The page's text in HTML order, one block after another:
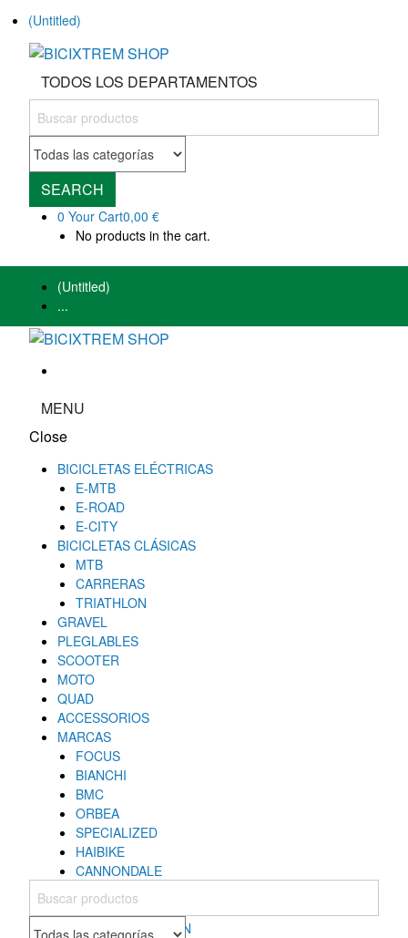
(Untitled)
TODOS LOS DEPARTAMENTOS
SEARCH
0 Your Cart0,00 €
No products in the cart.
(Untitled)
...
MENU
Close
BICICLETAS ELÉCTRICAS
E-MTB
E-ROAD
E-CITY
BICICLETAS CLÁSICAS
MTB
CARRERAS
TRIATHLON
GRAVEL
PLEGLABLES
SCOOTER
MOTO
QUAD
ACCESSORIOS
MARCAS
FOCUS
BIANCHI
BMC
ORBEA
SPECIALIZED
HAIBIKE
CANNONDALE
COLNAGO
MONDRAKER
ROCKY MOUNTAIN